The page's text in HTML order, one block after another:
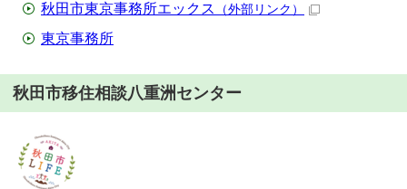
秋田市東京事務所エックス （外部リンク）
東京事務所
秋田市移住相談八重洲センター